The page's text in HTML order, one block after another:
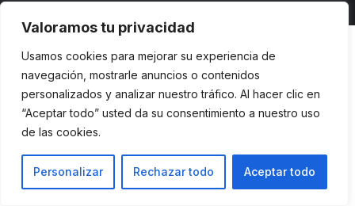
Valoramos tu privacidad
Usamos cookies para mejorar su experiencia de
navegación, mostrarle anuncios o contenidos
personalizados y analizar nuestro tráfico. Al hacer clic en
“Aceptar todo” usted da su consentimiento a nuestro uso
de las cookies.
Personalizar Rechazar todo Aceptar todo